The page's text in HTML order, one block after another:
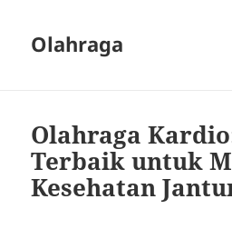
Olahraga
Olahraga
Terbaik untuk
Kesehatan